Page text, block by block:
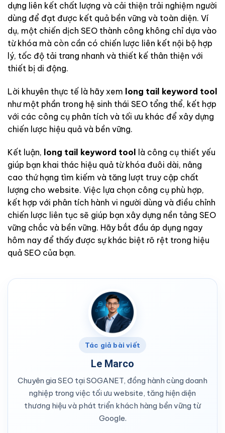
dựng liên kết chất lượng và cải thiện trải nghiệm người
dùng để đạt được kết quả bền vững và toàn diện. Ví
dụ, một chiến dịch SEO thành công không chỉ dựa vào
từ khóa mà còn cần có chiến lược liên kết nội bộ hợp
lý, tốc độ tải trang nhanh và thiết kế thân thiện với
thiết bị di động.
Lời khuyên thực tế là hãy xem long tail keyword tool
như một phần trong hệ sinh thái SEO tổng thể, kết hợp
với các công cụ phân tích và tối ưu khác để xây dựng
chiến lược hiệu quả và bền vững.
Kết luận, long tail keyword tool là công cụ thiết yếu
giúp bạn khai thác hiệu quả từ khóa đuôi dài, nâng
cao thứ hạng tìm kiếm và tăng lượt truy cập chất
lượng cho website. Việc lựa chọn công cụ phù hợp,
kết hợp với phân tích hành vi người dùng và điều chỉnh
chiến lược liên tục sẽ giúp bạn xây dựng nền tảng SEO
vững chắc và bền vững. Hãy bắt đầu áp dụng ngay
hôm nay để thấy được sự khác biệt rõ rệt trong hiệu
quả SEO của bạn.
Tác giả bài viết
Le Marco
Chuyên gia SEO tại SOGANET, đồng hành cùng doanh
nghiệp trong việc tối ưu website, tăng hiện diện
thương hiệu và phát triển khách hàng bền vững từ
Google.